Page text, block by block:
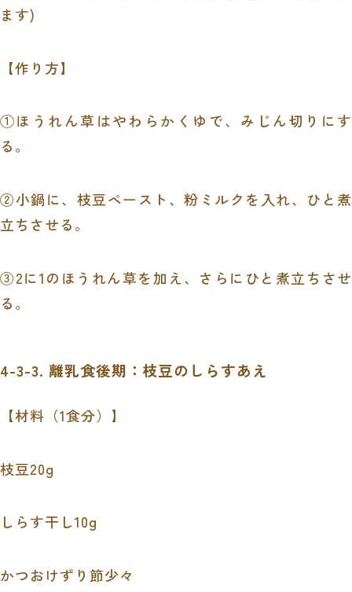
ます)
【作り方】
①ほうれん草はやわらかくゆで、みじん切りにす
る。
②小鍋に、枝豆ペースト、粉ミルクを入れ、ひと煮
立ちさせる。
③2に1のほうれん草を加え、さらにひと煮立ちさせ
る。
4-3-3. 離乳食後期：枝豆のしらすあえ
【材料（1食分）】
枝豆20g
しらす干し10g
かつおけずり節少々